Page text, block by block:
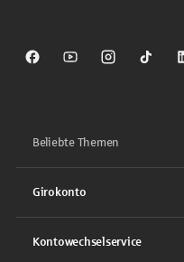
Sparkasse auf Facebook
Sparkasse auf
Sparkasse
Beliebte Themen
Girokonto
Kontowechselservice